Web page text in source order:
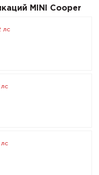
MINI Cooper
лс
лс